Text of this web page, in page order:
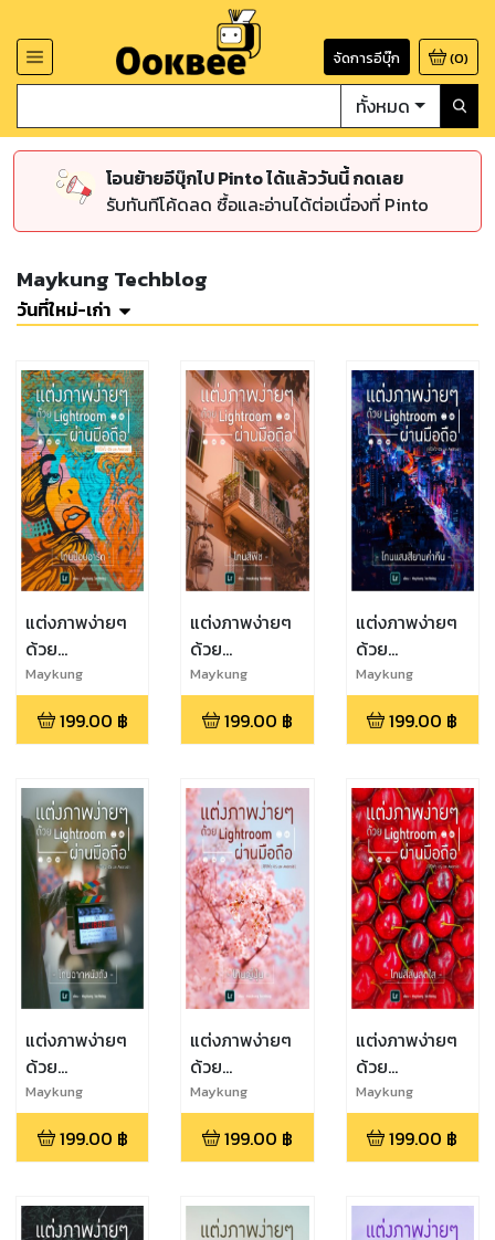
จัดการอีบุ๊ก (0)
ทั้งหมด
โอนย้ายอีบุ๊กไป Pinto ได้แล้ววันนี้ กดเลย
รับทันทีโค้ดลด ซื้อและอ่านได้ต่อเนื่องที่ Pinto
Maykung Techblog
วันที่ใหม่-เก่า
แต่งภาพง่ายๆ
ด้วย
Lightroom
ผ่านมือถือ : โทน
ป๊อปอาร์ต
Maykung
Techblog
199.00 ฿
แต่งภาพง่ายๆ
ด้วย
Lightroom
ผ่านมือถือ : โทน
สีพีช
Maykung
Techblog
199.00 ฿
แต่งภาพง่ายๆ
ด้วย
Lightroom
ผ่านมือถือ : โทน
แสงสียามค่ำคืน
Maykung
Techblog
199.00 ฿
แต่งภาพง่ายๆ
ด้วย
Lightroom
ผ่านมือถือ : โทน
ฉากหนังดัง
Maykung
Techblog
199.00 ฿
แต่งภาพง่ายๆ
ด้วย
Lightroom
ผ่านมือถือ : โทน
ญี่ปุ่น
Maykung
Techblog
199.00 ฿
แต่งภาพง่ายๆ
ด้วย
Lightroom
ผ่านมือถือ : โทน
สีสันสดใส
Maykung
Techblog
199.00 ฿